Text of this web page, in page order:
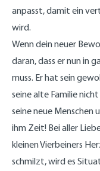
anpasst, damit ein
wird.
Wenn dein neuer
daran, dass er nun in
muss. Er hat sein
seine alte Familie
seine neue Menschen
ihm Zeit! Bei aller
kleinen Vierbeiners
schmilzt, wird es